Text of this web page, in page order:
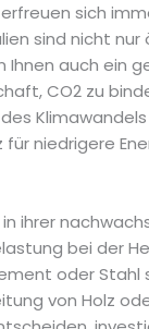
sich
sind nicht nur
auch ein
CO2 zu
niedrigere
ihrer
bei der
oder Stahl
von Holz